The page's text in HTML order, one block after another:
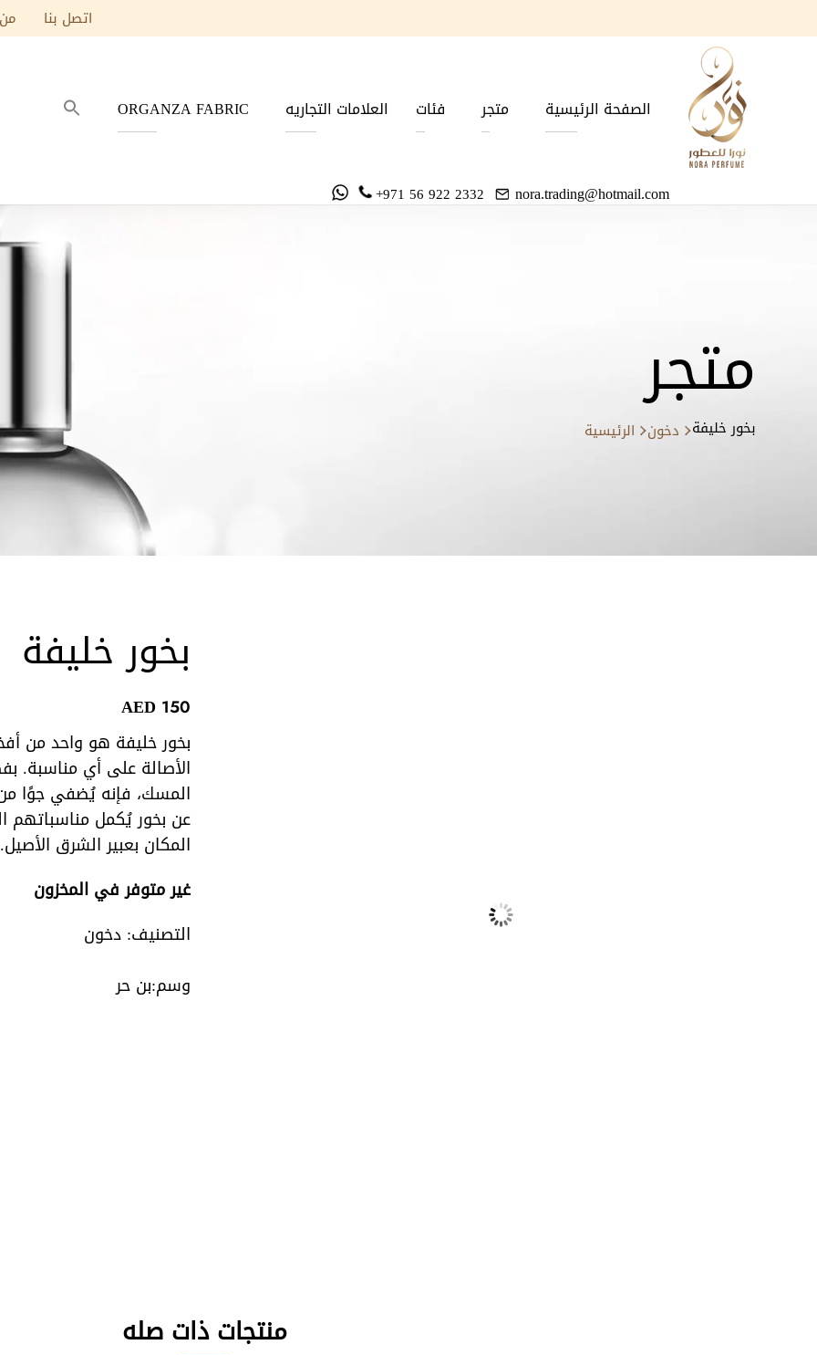
اتصل بنا
الصفحة الرئيسية متجر فئات العلامات التجاريه ORGANZA FABRIC
+971 56 922 2332 nora.trading@hotmail.com
متجر
الرئيسية دخون بخور خليفة
بخور خليفة
AED 150
بخور خليفة هو واحد من
الأصالة على أي مناسبة.
المسك، فإنه يُضفي جوًا من
عن بخور يُكمل مناسباتهم
المكان بعبير الشرق الأصيل.
غير متوفر في المخزون
التصنيف: دخون
بن حر
منتجات ذات صله